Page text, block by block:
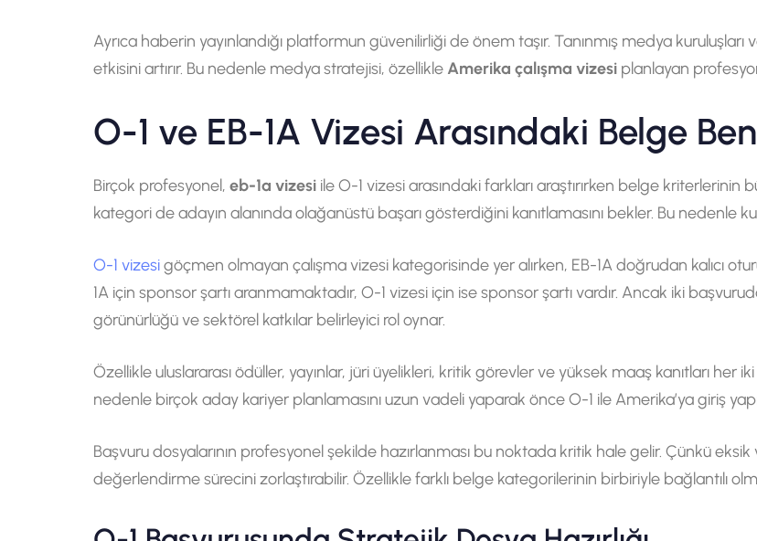
Ayrıca haberin yayınlandığı platformun güvenilirliği de önem taşır. Tanınmış medya
etkisini artırır. Bu nedenle medya stratejisi, özellikle Amerika çalışma vizesi planlayan
O-1 ve EB-1A Vizesi Arasındaki Belge
Birçok profesyonel, eb-1a vizesi ile O-1 vizesi arasındaki farkları araştırırken belge
kategori de adayın alanında olağanüstü başarı gösterdiğini kanıtlamasını bekler. Bu nedenle
O-1 vizesigöçmen olmayan çalışma vizesi kategorisinde yer alırken, EB-1A doğrudan kalıcı
1A için sponsor şartı aranmamaktadır, O-1 vizesi için ise sponsor şartı vardır. Ancak iki
görünürlüğü ve sektörel katkılar belirleyici rol oynar.
Özellikle uluslararası ödüller, yayınlar, jüri üyelikleri, kritik görevler ve yüksek maaş kanıtları her
nedenle birçok aday kariyer planlamasını uzun vadeli yaparak önce O-1 ile Amerika’ya giriş
Başvuru dosyalarının profesyonel şekilde hazırlanması bu noktada kritik hale gelir. Çünkü
değerlendirme sürecini zorlaştırabilir. Özellikle farklı belge kategorilerinin birbiriyle bağlantılı